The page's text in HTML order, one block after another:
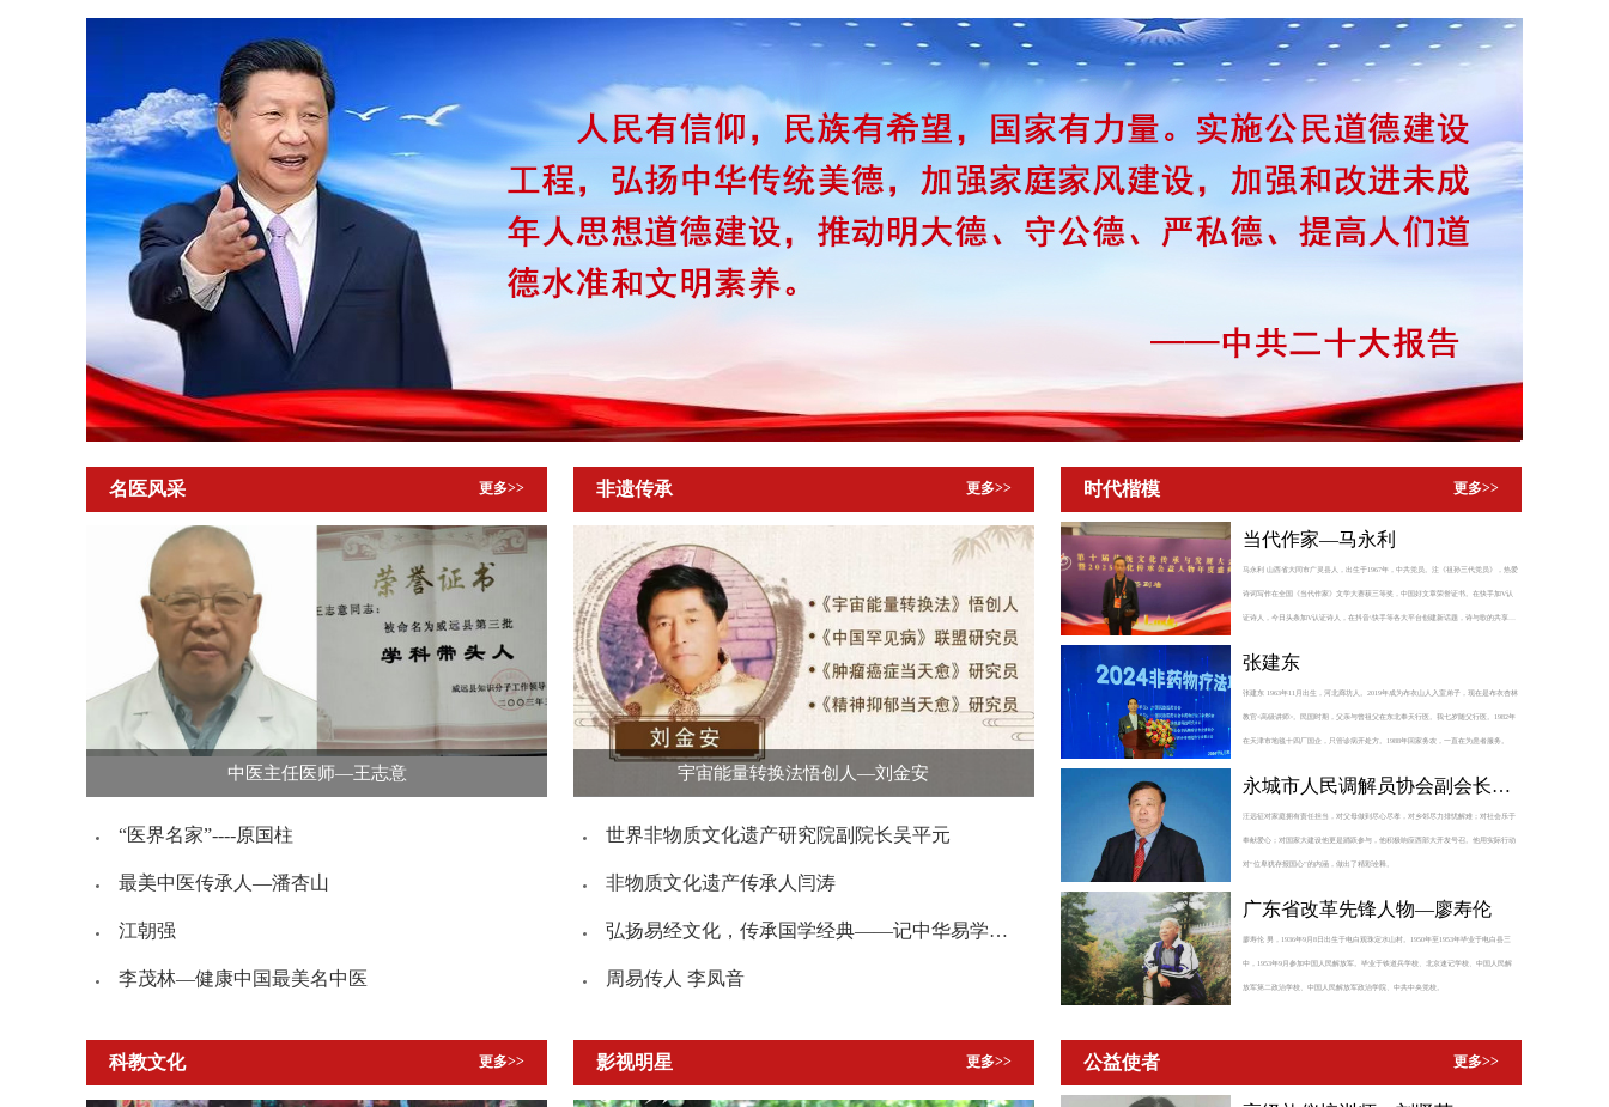
名医风采 更多>>
中医主任医师—王志意
“医界名家”----原国柱
最美中医传承人—潘杏山
江朝强
李茂林—健康中国最美名中医
非遗传承 更多>>
宇宙能量转换法悟创人—刘金安
世界非物质文化遗产研究院副院长吴平元
非物质文化遗产传承人闫涛
弘扬易经文化，传承国学经典——记中华易学大师张银
周易传人 李凤音
时代楷模 更多>>
当代作家—马永利
马永利 山西省大同市广灵县人，出生于1967年，中共党员。注《祖孙三代党员》，热爱
诗词写作在全国《当代作家》文学大赛获三等奖，中国好文章荣誉证书。在快手加V认
证诗人，今日头条加V认证诗人，在抖音\快手等各大平台创建新话题，诗与歌的共享，
张建东
张建东 1963年11月出生，河北廊坊人。2019年成为布衣山人入室弟子，现在是布衣杏林
教官<高级讲师>。民国时期，父亲与曾祖父在东北奉天行医。我七岁随父行医。1982年
在天津市地毯十四厂国企，只管诊病开处方。1988年回家务农，一直在为患者服务。
永城市人民调解员协会副会长—
汪远征
汪远征对家庭拥有责任担当，对父母做到尽心尽孝，对乡邻尽力排忧解难；对社会乐于
奉献爱心；对国家大建设他更是踊跃参与，他积极响应西部大开发号召。他用实际行动
对“位卑犹存报国心”的内涵，做出了精彩诠释。
广东省改革先锋人物—廖寿伦
廖寿伦 男，1936年9月8日出生于电白观珠定水山村。1950年至1953年毕业于电白县三
中，1953年9月参加中国人民解放军。毕业于铁道兵学校、北京速记学校、中国人民解
放军第二政治学校、中国人民解放军政治学院、中共中央党校。
科教文化 更多>> 影视明星 更多>> 公益使者 更多>>